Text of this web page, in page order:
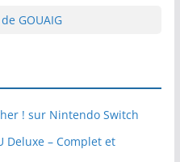
GOUAIG
! sur Nintendo Switch
Deluxe – Complet et